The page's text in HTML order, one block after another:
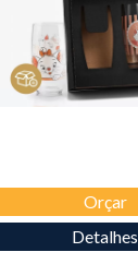
Orçar
Detalhes